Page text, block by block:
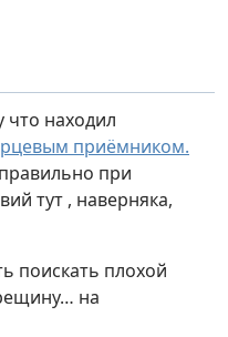
что находил
приёмником.
при
тут , наверняка,
поискать плохой
на